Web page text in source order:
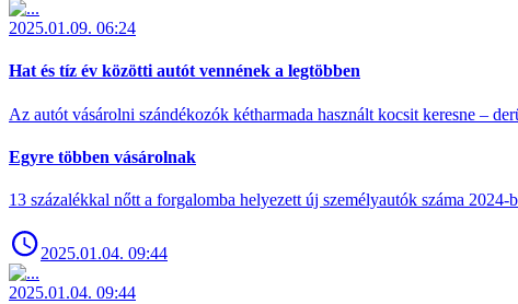
2025.01.09. 06:24
Hat és tíz év közötti autót vennének a legtöbben
Az autót vásárolni szándékozók kétharmada használt kocsit keresne –
Egyre többen vásárolnak
13 százalékkal nőtt a forgalomba helyezett új személyautók száma 2024-
2025.01.04. 09:44
2025.01.04. 09:44